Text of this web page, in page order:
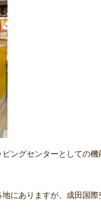
ングセンターとしての機
にありますが、成田国際